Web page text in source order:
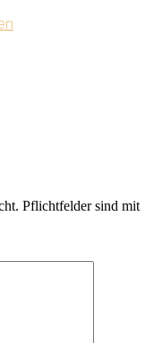
Pflichtfelder sind mit